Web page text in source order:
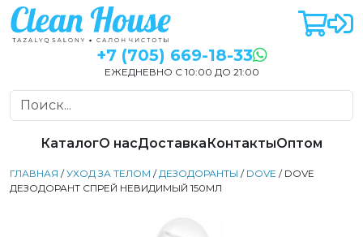
+7 (705) 669-18-33
ЕЖЕДНЕВНО С 10:00 ДО 21:00
КаталогО насДоставкаКонтактыОптом
ГЛАВНАЯ /УХОД ЗА ТЕЛОМ /ДЕЗОДОРАНТЫ / DOVE / DOVE
ДЕЗОДОРАНТ СПРЕЙ НЕВИДИМЫЙ 150МЛ